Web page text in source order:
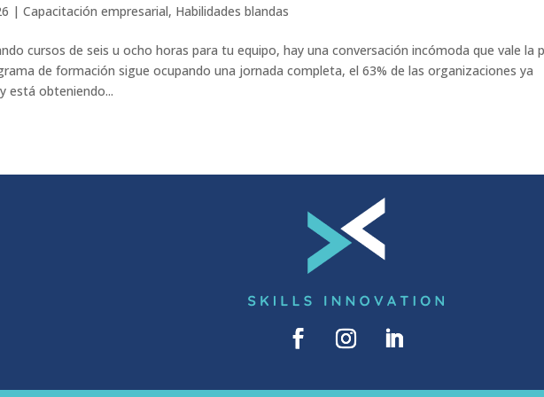
|Capacitación empresarial, Habilidades blandas
cursos de seis u ocho horas para tu equipo, hay una conversación incómoda que vale la
de formación sigue ocupando una jornada completa, el 63% de las organizaciones ya
está obteniendo...